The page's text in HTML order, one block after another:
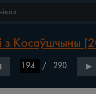
з Косаўшчыны
/ 290 ▶